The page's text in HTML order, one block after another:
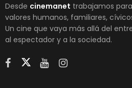
Desde cinemanet trabajamos
valores humanos, familiares,
Un cine que vaya más allá del
al espectador y a la sociedad.